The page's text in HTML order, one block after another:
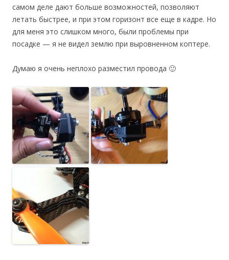
самом деле дают больше возможностей, позволяют
летать быстрее, и при этом горизонт все еще в кадре. Но
для меня это слишком много, были проблемы при
посадке — я не видел землю при выровненном коптере.
Думаю я очень неплохо разместил провода 🙂